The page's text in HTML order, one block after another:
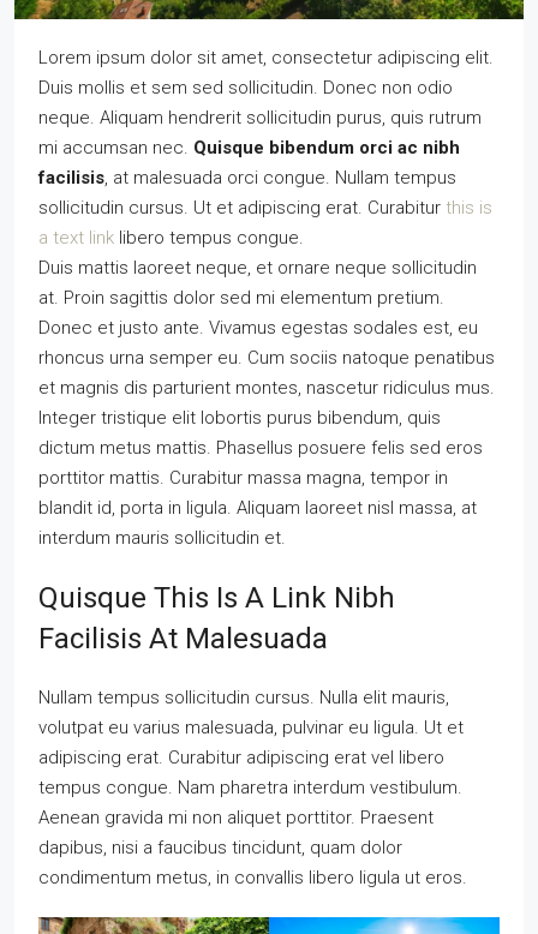
Lorem ipsum dolor sit amet, consectetur adipiscing elit.
Duis mollis et sem sed sollicitudin. Donec non odio
neque. Aliquam hendrerit sollicitudin purus, quis rutrum
mi accumsan nec. Quisque bibendum orci ac nibh
facilisis, at malesuada orci congue. Nullam tempus
sollicitudin cursus. Ut et adipiscing erat. Curabitur this is
a text link libero tempus congue.
Duis mattis laoreet neque, et ornare neque sollicitudin
at. Proin sagittis dolor sed mi elementum pretium.
Donec et justo ante. Vivamus egestas sodales est, eu
rhoncus urna semper eu. Cum sociis natoque penatibus
et magnis dis parturient montes, nascetur ridiculus mus.
Integer tristique elit lobortis purus bibendum, quis
dictum metus mattis. Phasellus posuere felis sed eros
porttitor mattis. Curabitur massa magna, tempor in
blandit id, porta in ligula. Aliquam laoreet nisl massa, at
interdum mauris sollicitudin et.
Quisque This Is A Link Nibh
Facilisis At Malesuada
Nullam tempus sollicitudin cursus. Nulla elit mauris,
volutpat eu varius malesuada, pulvinar eu ligula. Ut et
adipiscing erat. Curabitur adipiscing erat vel libero
tempus congue. Nam pharetra interdum vestibulum.
Aenean gravida mi non aliquet porttitor. Praesent
dapibus, nisi a faucibus tincidunt, quam dolor
condimentum metus, in convallis libero ligula ut eros.